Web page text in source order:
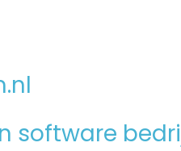
software